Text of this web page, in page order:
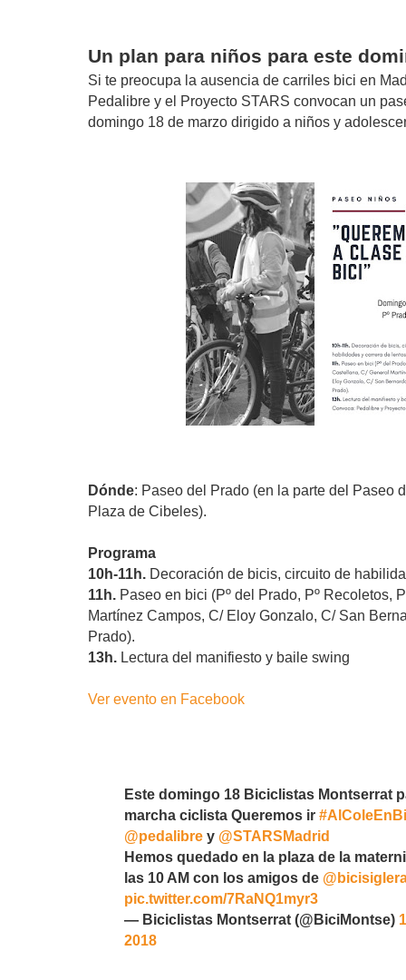
Un plan para niños para este
Si te preocupa la ausencia de carriles bici en
Pedalibre y el Proyecto STARS convocan un
domingo 18 de marzo dirigido a niños y
Dónde: Paseo del Prado (en la parte del Paseo
Plaza de Cibeles).
Programa
10h-11h. Decoración de bicis, circuito de
11h. Paseo en bici (Pº del Prado, Pº Recoletos,
Martínez Campos, C/ Eloy Gonzalo, C/ San
Prado).
13h. Lectura del manifiesto y baile swing
Ver evento en Facebook
Este domingo 18 Biciclistas Montserrat
marcha ciclista Queremos ir
@pedalibre y @STARSMadrid
Hemos quedado en la plaza de la
las 10 AM con los amigos de
pic.twitter.com/7RaNQ1myr3
— Biciclistas Montserrat (@BiciMontse)
2018